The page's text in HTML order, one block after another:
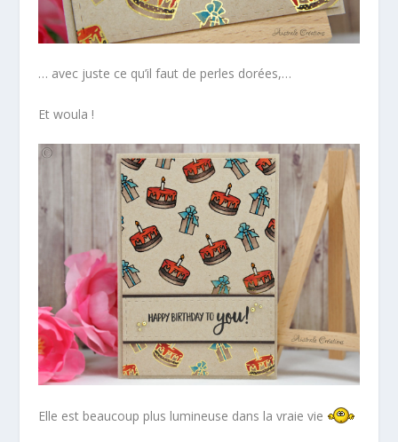
… avec juste ce qu’il faut de perles dorées,…
Et woula !
Elle est beaucoup plus lumineuse dans la vraie vie